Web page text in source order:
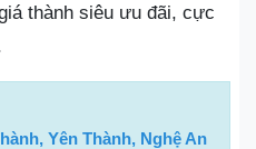
thành siêu ưu đãi, cực
Yên Thành, Nghệ An